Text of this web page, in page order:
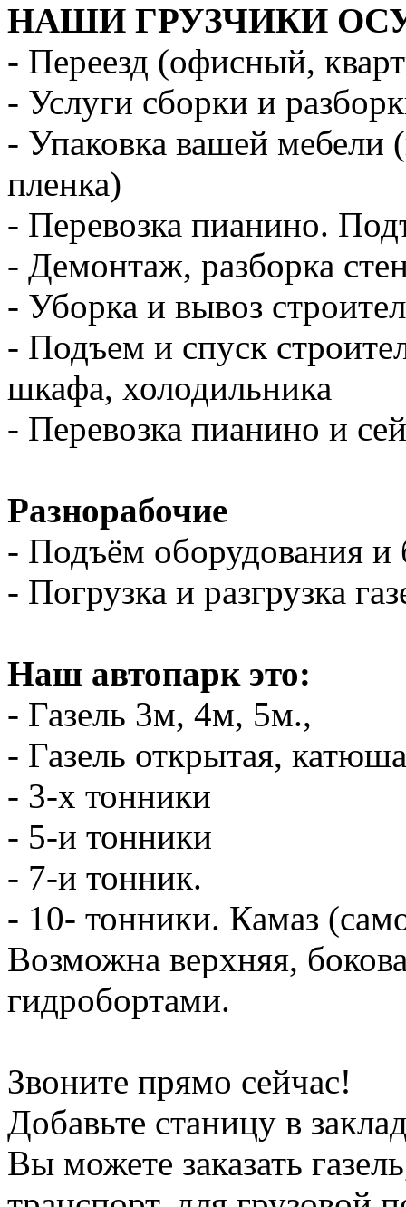
НАШИ ГРУЗЧИКИ
- Переезд (офисный,
- Услуги сборки и
- Упаковка вашей мебели
пленка)
- Перевозка пианино.
- Демонтаж, разборка
- Уборка и вывоз
- Подъем и спуск
шкафа, холодильника
- Перевозка пианино и
Разнорабочие
- Подъём оборудования и
- Погрузка и разгрузка
Наш автопарк это:
- Газель 3м, 4м, 5м.,
- Газель открытая,
- 3-х тонники
- 5-и тонники
- 7-и тонник.
- 10- тонники. Камаз
Возможна верхняя,
гидробортами.
Звоните прямо сейчас!
Добавьте станицу в
Вы можете заказать